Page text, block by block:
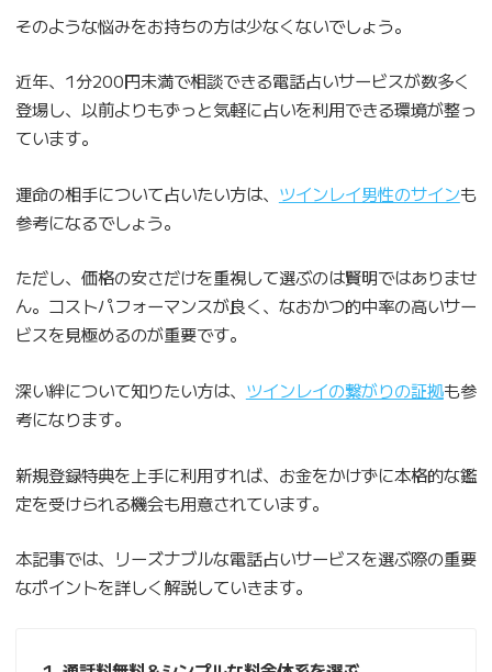
そのような悩みをお持ちの方は少なくないでしょう。
近年、1分200円未満で相談できる電話占いサービスが数多く
登場し、以前よりもずっと気軽に占いを利用できる環境が整っ
ています。
運命の相手について占いたい方は、 ツインレイ男性のサインも
参考になるでしょう。
ただし、価格の安さだけを重視して選ぶのは賢明ではありませ
ん。コストパフォーマンスが良く、なおかつ的中率の高いサー
ビスを見極めるのが重要です。
深い絆について知りたい方は、 ツインレイの繋がりの証拠も参
考になります。
新規登録特典を上手に利用すれば、お金をかけずに本格的な鑑
定を受けられる機会も用意されています。
本記事では、リーズナブルな電話占いサービスを選ぶ際の重要
なポイントを詳しく解説していきます。